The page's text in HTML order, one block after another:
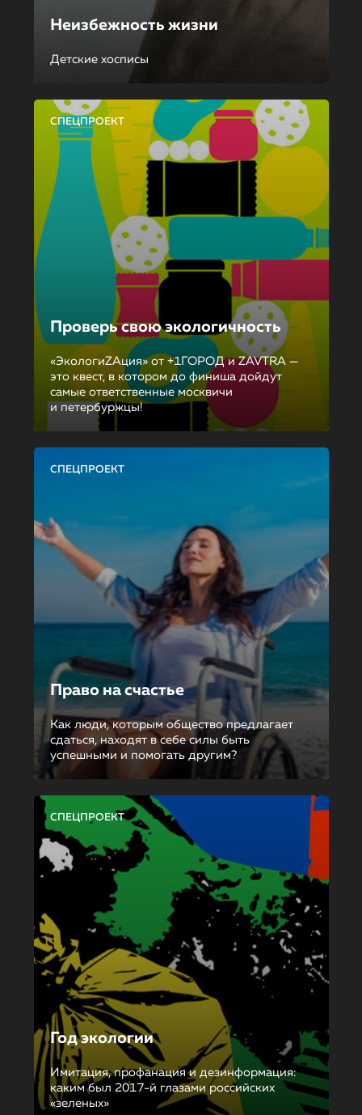
Неизбежность жизни
Детские хосписы
СПЕЦПРОЕКТ
Проверь свою экологичность
«ЭкологиZAция» от +1ГОРОД и ZAVTRA —
это квест, в котором до финиша дойдут
самые ответственные москвичи
и петербуржцы!
СПЕЦПРОЕКТ
Право на счастье
Как люди, которым общество предлагает
сдаться, находят в себе силы быть
успешными и помогать другим?
СПЕЦПРОЕКТ
Год экологии
Имитация, профанация и дезинформация:
каким был 2017-й глазами российских
«зеленых»